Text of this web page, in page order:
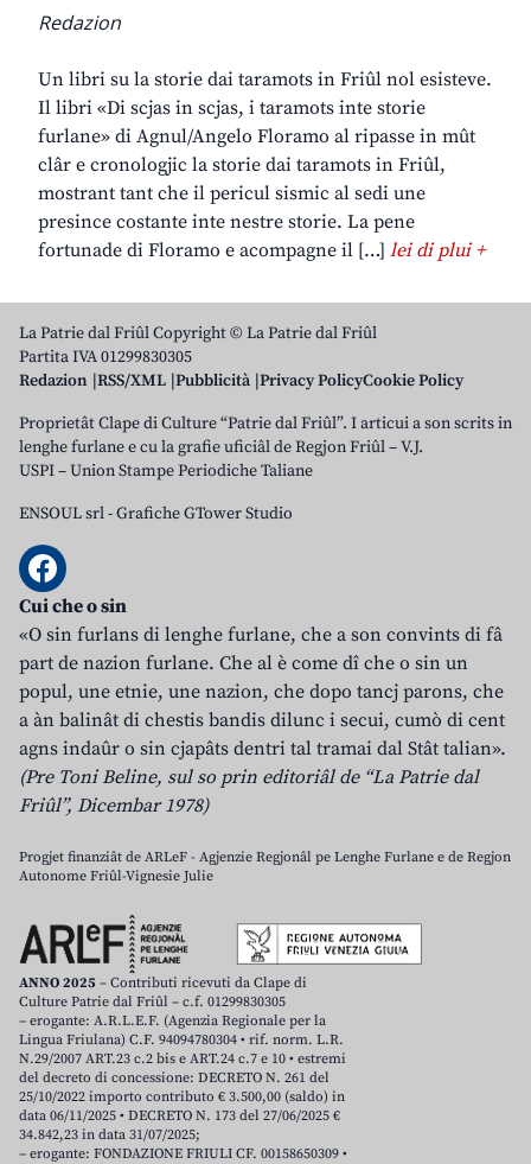
Redazion
Un libri su la storie dai taramots in Friûl nol esisteve.
Il libri «Di scjas in scjas, i taramots inte storie
furlane» di Agnul/Angelo Floramo al ripasse in mût
clâr e cronologjic la storie dai taramots in Friûl,
mostrant tant che il pericul sismic al sedi une
presince costante inte nestre storie. La pene
fortunade di Floramo e acompagne il […] lei di plui +
La Patrie dal Friûl Copyright © La Patrie dal Friûl
Partita IVA 01299830305
Redazion RSS/XML Pubblicità Privacy PolicyCookie Policy
Proprietât Clape di Culture “Patrie dal Friûl”. I articui a son scrits in
lenghe furlane e cu la grafie uficiâl de Regjon Friûl – V.J.
USPI – Union Stampe Periodiche Taliane
ENSOUL srl-Grafiche GTower Studio
Cui che o sin
«O sin furlans di lenghe furlane, che a son convints di fâ
part de nazion furlane. Che al è come dî che o sin un
popul, une etnie, une nazion, che dopo tancj parons, che
a àn balinât di chestis bandis dilunc i secui, cumò di cent
agns indaûr o sin cjapâts dentri tal tramai dal Stât talian».
(Pre Toni Beline, sul so prin editoriâl de “La Patrie dal
Friûl”, Dicembar 1978)
Progjet finanziât de ARLeF - Agjenzie Regjonâl pe Lenghe Furlane e de Regjon
Autonome Friûl-Vignesie Julie
ANNO 2025 – Contributi ricevuti da Clape di
Culture Patrie dal Friûl – c.f. 01299830305
– erogante: A.R.L.E.F. (Agenzia Regionale per la
Lingua Friulana) C.F. 94094780304 • rif. norm. L.R.
N.29/2007 ART.23 c.2 bis e ART.24 c.7 e 10 • estremi
del decreto di concessione: DECRETO N. 261 del
25/10/2022 importo contributo € 3.500,00 (saldo) in
data 06/11/2025 • DECRETO N. 173 del 27/06/2025 €
34.842,23 in data 31/07/2025;
– erogante: FONDAZIONE FRIULI CF. 00158650309 •